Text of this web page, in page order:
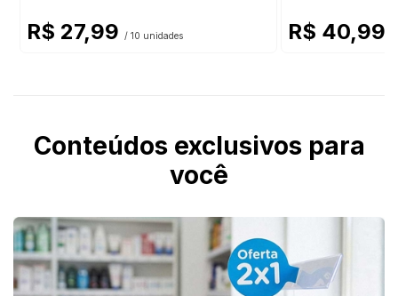
R$ 27,99 / 10 unidades R$ 40,99
Conteúdos exclusivos para
você